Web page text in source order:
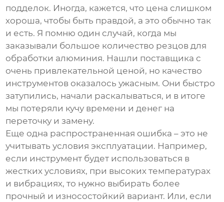
подделок. Иногда, кажется, что цена слишком
хороша, чтобы быть правдой, а это обычно так
и есть. Я помню один случай, когда мы
заказывали большое количество резцов для
обработки алюминия. Нашли поставщика с
очень привлекательной ценой, но качество
инструментов оказалось ужасным. Они быстро
затупились, начали раскалываться, и в итоге
мы потеряли кучу времени и денег на
переточку и замену.
Еще одна распространенная ошибка – это не
учитывать условия эксплуатации. Например,
если инструмент будет использоваться в
жестких условиях, при высоких температурах
и вибрациях, то нужно выбирать более
прочный и износостойкий вариант. Или, если